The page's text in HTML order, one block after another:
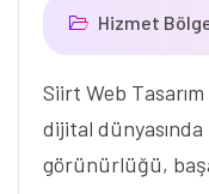
Hizmet
Siirt Web
dijital
görünürlüğü,